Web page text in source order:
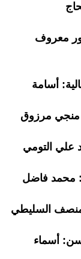
معروف
أسامة
منجي مرزوق
علي التومي
محمد فاضل
منصف السليطي
أسماء